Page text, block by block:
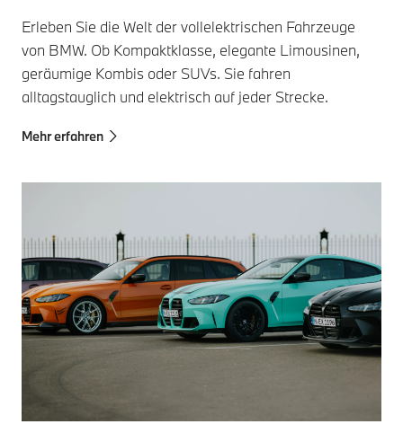
Erleben Sie die Welt der vollelektrischen Fahrzeuge
von BMW. Ob Kompaktklasse, elegante Limousinen,
geräumige Kombis oder SUVs. Sie fahren
alltagstauglich und elektrisch auf jeder Strecke.
Mehr erfahren